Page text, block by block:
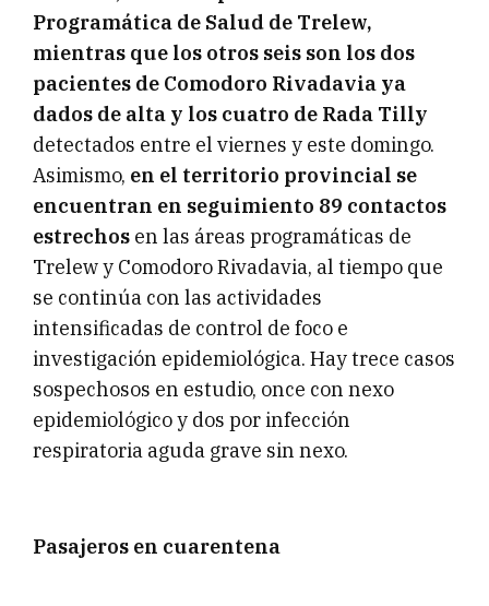
Programática de Salud de Trelew,
mientras que los otros seis son los dos
pacientes de Comodoro Rivadavia ya
dados de alta y los cuatro de Rada Tilly
detectados entre el viernes y este domingo.
Asimismo, en el territorio provincial se
encuentran en seguimiento 89 contactos
estrechos en las áreas programáticas de
Trelew y Comodoro Rivadavia, al tiempo que
se continúa con las actividades
intensificadas de control de foco e
investigación epidemiológica. Hay trece casos
sospechosos en estudio, once con nexo
epidemiológico y dos por infección
respiratoria aguda grave sin nexo.
Pasajeros en cuarentena